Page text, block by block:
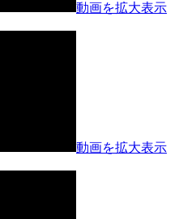
動画を拡大表示
動画を拡大表示